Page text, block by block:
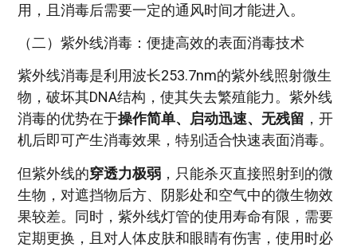
用，且消毒后需要一定的通风时间才能进入。
（二）紫外线消毒：便捷高效的表面消毒技术
紫外线消毒是利用波长253.7nm的紫外线照射微生
物，破坏其DNA结构，使其失去繁殖能力。紫外线
消毒的优势在于操作简单、启动迅速、无残留 ，开
机后即可产生消毒效果，特别适合快速表面消毒。
但紫外线的穿透力极弱 ，只能杀灭直接照射到的微
生物，对遮挡物后方、阴影处和空气中的微生物效
果较差。同时，紫外线灯管的使用寿命有限，需要
定期更换，且对人体皮肤和眼睛有伤害，使用时必